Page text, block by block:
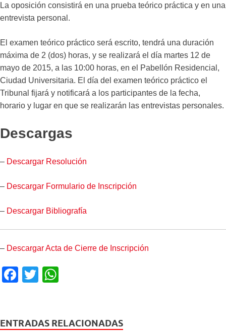
La oposición consistirá en una prueba teórico práctica y en una
entrevista personal.
El examen teórico práctico será escrito, tendrá una duración
máxima de 2 (dos) horas, y se realizará el día martes 12 de
mayo de 2015, a las 10:00 horas, en el Pabellón Residencial,
Ciudad Universitaria. El día del examen teórico práctico el
Tribunal fijará y notificará a los participantes de la fecha,
horario y lugar en que se realizarán las entrevistas personales.
Descargas
– Descargar Resolución
– Descargar Formulario de Inscripción
– Descargar Bibliografía
– Descargar Acta de Cierre de Inscripción
F
e
T
er s
ENTRADAS RELACIONADAS